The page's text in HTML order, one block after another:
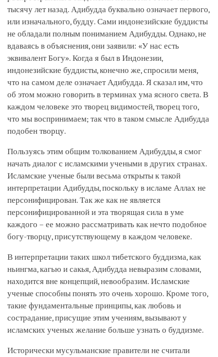
тысячу лет назад. Адибудда буквально означает первого,
или изначального, будду. Сами индонезийские буддисты
не обладали полным пониманием Адибудды. Однако, не
вдаваясь в объяснения, они заявили: «У нас есть
эквивалент Богу». Когда я был в Индонезии,
индонезийские буддисты, конечно же, спросили меня,
что на самом деле означает Адибудда. Я сказал им, что
об этом можно говорить в терминах ума ясного света. В
каждом человеке это творец видимостей, творец того,
что мы воспринимаем; так что в таком смысле Адибудда
подобен творцу.
Пользуясь этим общим толкованием Адибудды, я смог
начать диалог с исламскими учеными в других странах.
Исламские ученые были весьма открыты к такой
интерпретации Адибудды, поскольку в исламе Аллах не
персонифицирован. Так же как не является
персонифицированной и эта творящая сила в уме
каждого – ее можно рассматривать как нечто подобное
богу-творцу, присутствующему в каждом человеке.
В интерпретации таких школ тибетского буддизма, как
ньингма, кагью и сакья, Адибудда невыразим словами,
находится вне концепций, невообразим. Исламские
ученые способны понять это очень хорошо. Кроме того,
такие фундаментальные принципы, как любовь и
сострадание, присущие этим учениям, вызывают у
исламских ученых желание больше узнать о буддизме.
Исторически мусульманские правители не считали